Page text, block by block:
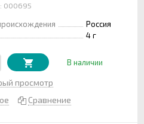
000695
Россия
4 г
В наличии
просмотр
Сравнение